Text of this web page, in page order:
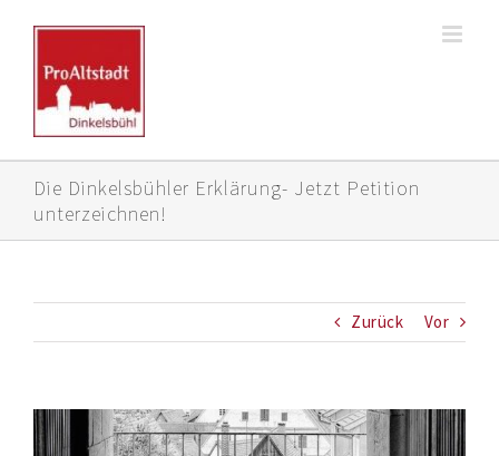
Inhalt
springen
Die Dinkelsbühler Erklärung- Jetzt Petition
unterzeichnen!
Zurück Vor
Zeige
grösseres